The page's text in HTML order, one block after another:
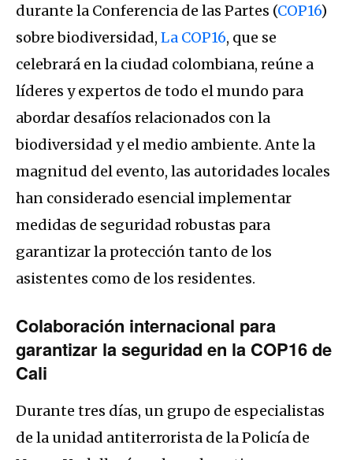
durante la Conferencia de las Partes (COP16)
sobre biodiversidad, La COP16, que se
celebrará en la ciudad colombiana, reúne a
líderes y expertos de todo el mundo para
abordar desafíos relacionados con la
biodiversidad y el medio ambiente. Ante la
magnitud del evento, las autoridades locales
han considerado esencial implementar
medidas de seguridad robustas para
garantizar la protección tanto de los
asistentes como de los residentes.
Colaboración internacional para
garantizar la seguridad en la COP16 de
Cali
Durante tres días, un grupo de especialistas
de la unidad antiterrorista de la Policía de